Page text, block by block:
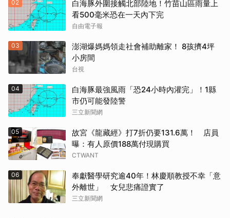
02
白海豚外圍接觸北部陸地！竹苗山區雨量上
看500毫米恐在一天內下完
自由電子報
03
澎湖爆媽媽領走社會補助離家！ 8孩擠4坪
小房間
台視
04
白海豚最強風雨「恐24小時內灌完」！1縣
市仍可能發陸警
三立新聞網
05
故宮《龍藏經》打7折仍要131.6萬！ 店員
曝：有人原價188萬付現購買
CTWANT
06
奉獻醫學研究逾40年！林慶順教授不幸「意
外離世」 女兒悲痛證實了
三立新聞網